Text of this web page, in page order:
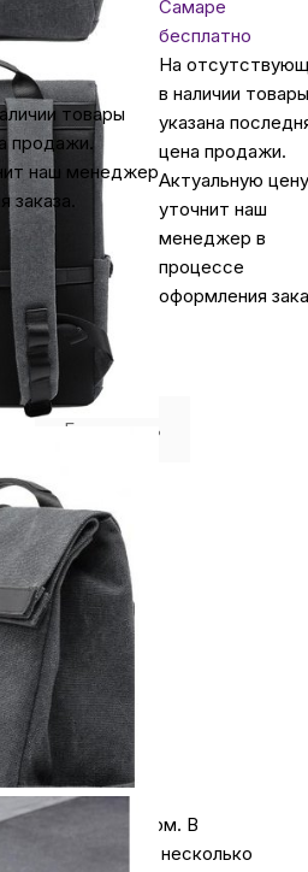
товары
продажи.
наш менеджер
заказа.
Самаре
бесплатно
На
в наличии товары
указана
цена продажи.
Актуальную цену
уточнит наш
менеджер в
процессе
оформления
Где купить
удобным способом. В
Store доступно несколько